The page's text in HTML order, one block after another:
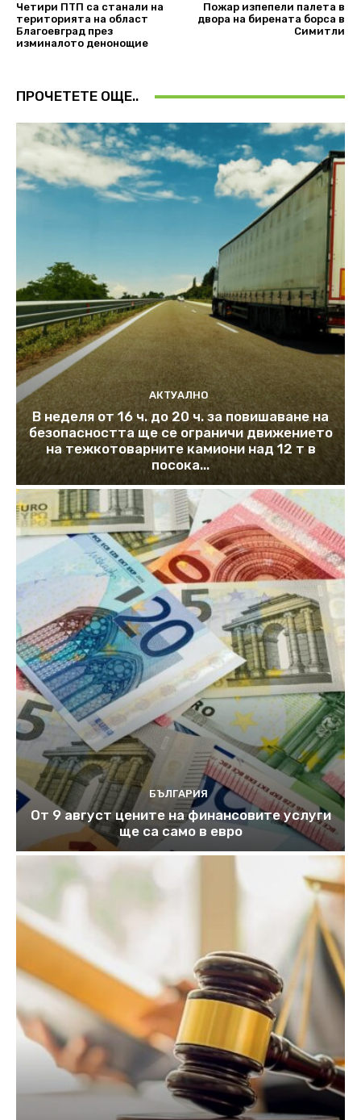
Четири ПТП са станали на
територията на област
Благоевград през
изминалото денонощие
Пожар изпепели палета в
двора на бирената борса в
Симитли
ПРОЧЕТЕТЕ ОЩЕ..
АКТУАЛНО
В неделя от 16 ч. до 20 ч. за повишаване на
безопасността ще се ограничи движението
на тежкотоварните камиони над 12 т в
посока...
БЪЛГАРИЯ
От 9 август цените на финансовите услуги
ще са само в евро